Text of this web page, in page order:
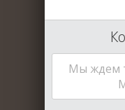
Мы ждем